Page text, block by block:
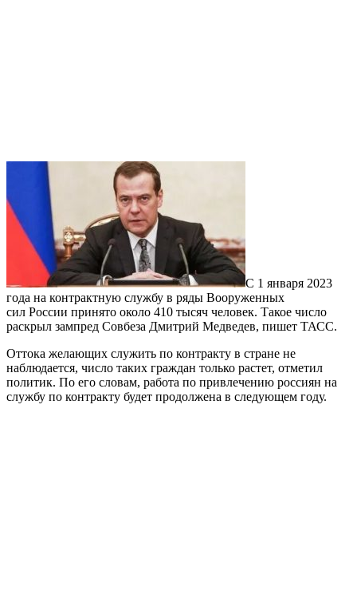
С 1 января 2023
года на контрактную службу в ряды Вооруженных
сил России принято около 410 тысяч человек. Такое число
раскрыл зампред Совбеза Дмитрий Медведев, пишет ТАСС.
Оттока желающих служить по контракту в стране не
наблюдается, число таких граждан только растет, отметил
политик. По его словам, работа по привлечению россиян на
службу по контракту будет продолжена в следующем году.